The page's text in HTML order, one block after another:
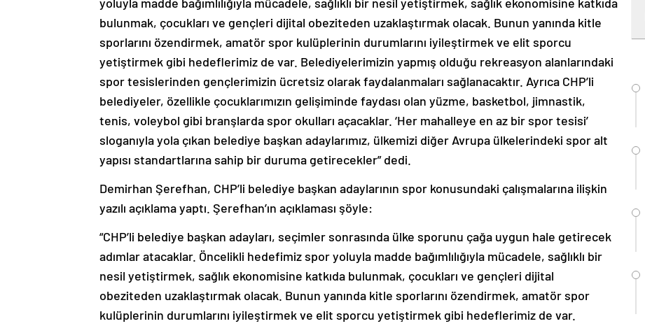
bulunmak, çocukları ve gençleri dijital obeziteden uzaklaştırmak olacak. Bunun yanında kitle
sporlarını özendirmek, amatör spor kulüplerinin durumlarını iyileştirmek ve elit sporcu
yetiştirmek gibi hedeflerimiz de var. Belediyelerimizin yapmış olduğu rekreasyon alanlarındaki
spor tesislerinden gençlerimizin ücretsiz olarak faydalanmaları sağlanacaktır. Ayrıca CHP’li
belediyeler, özellikle çocuklarımızın gelişiminde faydası olan yüzme, basketbol, jimnastik,
tenis, voleybol gibi branşlarda spor okulları açacaklar. ‘Her mahalleye en az bir spor tesisi’
sloganıyla yola çıkan belediye başkan adaylarımız, ülkemizi diğer Avrupa ülkelerindeki spor alt
yapısı standartlarına sahip bir duruma getirecekler” dedi.
Demirhan Şerefhan, CHP’li belediye başkan adaylarının spor konusundaki çalışmalarına ilişkin
yazılı açıklama yaptı. Şerefhan’ın açıklaması şöyle:
“CHP’li belediye başkan adayları, seçimler sonrasında ülke sporunu çağa uygun hale getirecek
adımlar atacaklar. Öncelikli hedefimiz spor yoluyla madde bağımlılığıyla mücadele, sağlıklı bir
nesil yetiştirmek, sağlık ekonomisine katkıda bulunmak, çocukları ve gençleri dijital
obeziteden uzaklaştırmak olacak. Bunun yanında kitle sporlarını özendirmek, amatör spor
kulüplerinin durumlarını iyileştirmek ve elit sporcu yetiştirmek gibi hedeflerimiz de var.